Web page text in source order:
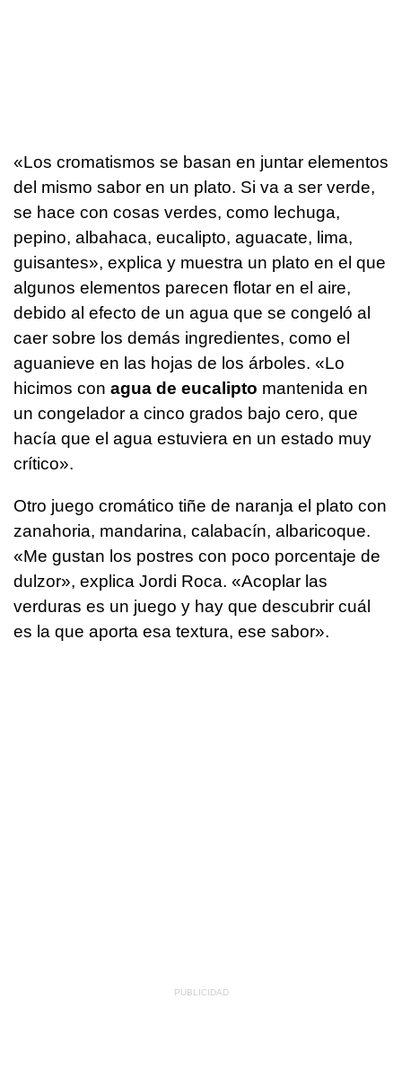
«Los cromatismos se basan en juntar elementos
del mismo sabor en un plato. Si va a ser verde,
se hace con cosas verdes, como lechuga,
pepino, albahaca, eucalipto, aguacate, lima,
guisantes», explica y muestra un plato en el que
algunos elementos parecen flotar en el aire,
debido al efecto de un agua que se congeló al
caer sobre los demás ingredientes, como el
aguanieve en las hojas de los árboles. «Lo
hicimos con agua de eucalipto mantenida en
un congelador a cinco grados bajo cero, que
hacía que el agua estuviera en un estado muy
crítico».
Otro juego cromático tiñe de naranja el plato con
zanahoria, mandarina, calabacín, albaricoque.
«Me gustan los postres con poco porcentaje de
dulzor», explica Jordi Roca. «Acoplar las
verduras es un juego y hay que descubrir cuál
es la que aporta esa textura, ese sabor».